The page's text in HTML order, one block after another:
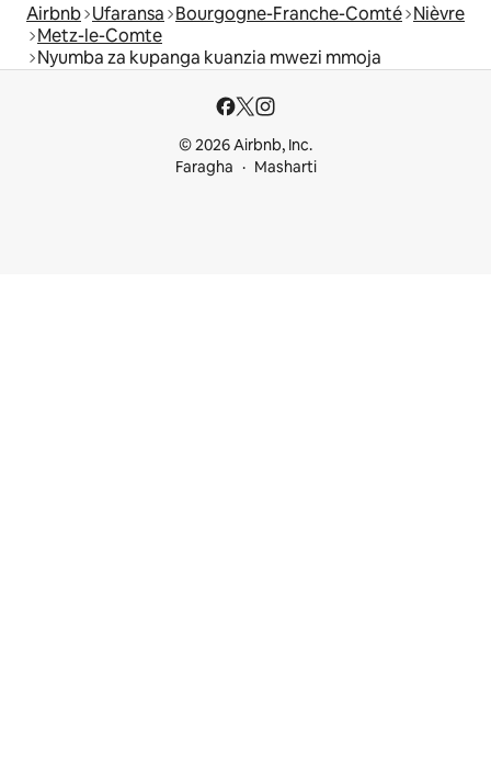
Airbnb Ufaransa Bourgogne-Franche-Comté Nièvre
Metz-le-Comte
Nyumba za kupanga kuanzia mwezi mmoja
© 2026 Airbnb, Inc.
Faragha
Masharti